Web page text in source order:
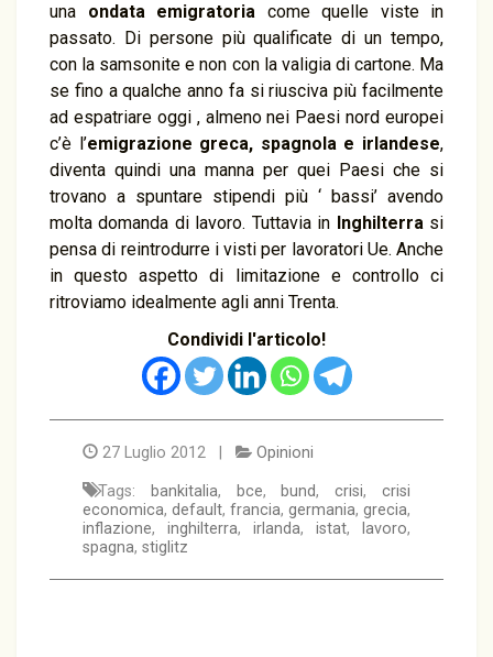
una ondata emigratoria come quelle viste in
passato. Di persone più qualificate di un tempo,
con la samsonite e non con la valigia di cartone. Ma
se fino a qualche anno fa si riusciva più facilmente
ad espatriare oggi , almeno nei Paesi nord europei
c’è l’emigrazione greca, spagnola e irlandese,
diventa quindi una manna per quei Paesi che si
trovano a spuntare stipendi più ‘ bassi’ avendo
molta domanda di lavoro. Tuttavia in Inghilterrasi
pensa di reintrodurre i visti per lavoratori Ue. Anche
in questo aspetto di limitazione e controllo ci
ritroviamo idealmente agli anni Trenta.
Condividi l'articolo!
27 Luglio 2012 | Opinioni
Tags: bankitalia, bce, bund,crisi,crisi
economica, default, francia, germania, grecia,
inflazione, inghilterra, irlanda, istat, lavoro,
spagna, stiglitz